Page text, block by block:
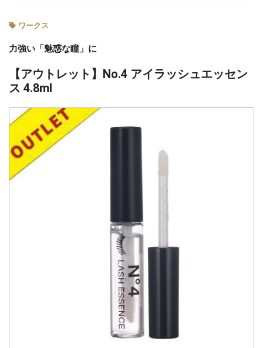
ワークス
力強い「魅惑な瞳」に
【アウトレット】No.4 アイラッシュエッセン
ス 4.8ml